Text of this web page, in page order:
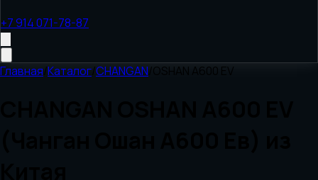
+7 914 071-78-87
Главная/Каталог/CHANGAN/OSHAN A600 EV